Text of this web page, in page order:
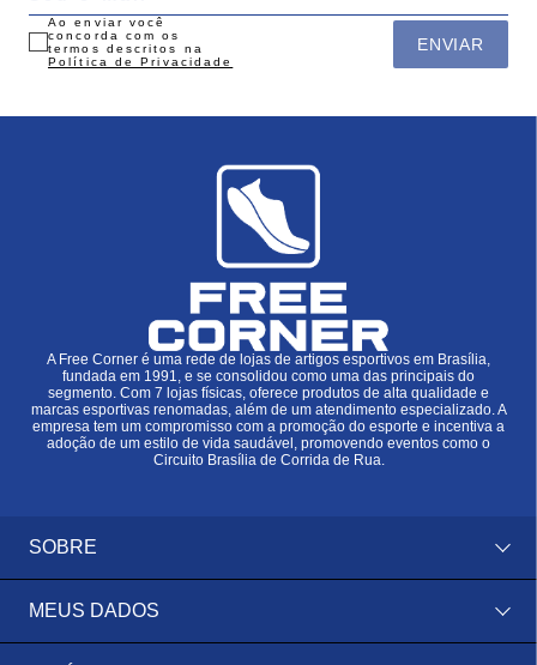
ENVIAR
Ao enviar você
concorda com os
termos descritos na
Política de Privacidade
A Free Corner é uma rede de lojas de artigos esportivos em Brasília,
fundada em 1991, e se consolidou como uma das principais do
segmento. Com 7 lojas físicas, oferece produtos de alta qualidade e
marcas esportivas renomadas, além de um atendimento especializado. A
empresa tem um compromisso com a promoção do esporte e incentiva a
adoção de um estilo de vida saudável, promovendo eventos como o
Circuito Brasília de Corrida de Rua.
SOBRE
MEUS DADOS